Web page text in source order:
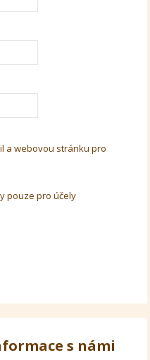
a webovou stránku pro
pouze pro účely
s námi